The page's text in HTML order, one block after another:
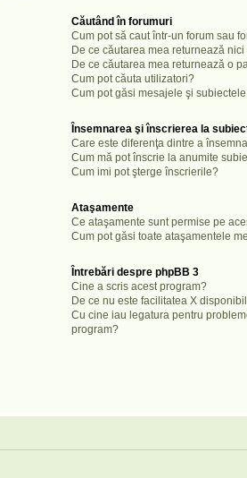
Căutând în forumuri
Cum pot să caut într-un forum sau
De ce căutarea mea returnează
De ce căutarea mea returnează o
Cum pot căuta utilizatori?
Cum pot găsi mesajele şi
Însemnarea şi înscrierea la
Care este diferenţa dintre a
Cum mă pot înscrie la anumite
Cum imi pot şterge înscrierile?
Ataşamente
Ce ataşamente sunt permise pe
Cum pot găsi toate ataşamentele
Întrebări despre phpBB 3
Cine a scris acest program?
De ce nu este facilitatea X
Cu cine iau legatura pentru
program?